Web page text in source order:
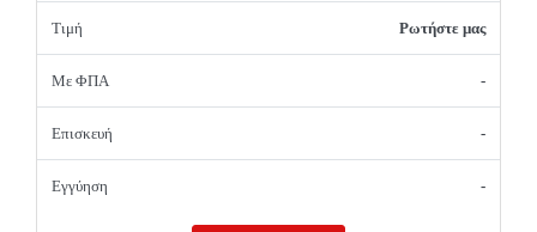
Τιμή Ρωτήστε μας
Με ΦΠΑ -
Επισκευή -
Εγγύηση -